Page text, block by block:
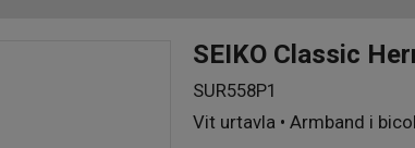
SEIKO Classic
SUR558P1
Vit urtavla • Armband i